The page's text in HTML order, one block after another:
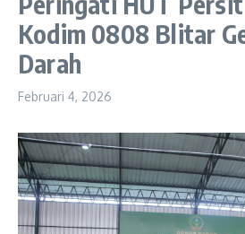
Kodim 0808 Blitar
Darah
Februari 4, 2026